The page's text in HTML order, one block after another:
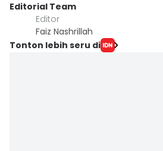
Editorial Team
Editor
Faiz Nashrillah
Tonton lebih seru di